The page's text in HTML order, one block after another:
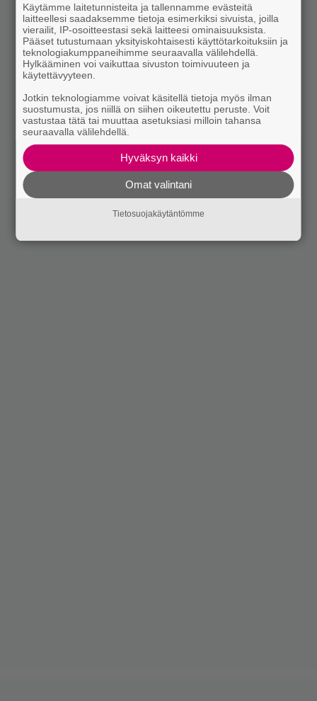
Käytämme laitetunnisteita ja tallennamme evästeitä
laitteellesi saadaksemme tietoja esimerkiksi sivuista, joilla
vierailit, IP-osoitteestasi sekä laitteesi ominaisuuksista.
Pääset tutustumaan yksityiskohtaisesti käyttötarkoituksiin ja
teknologiakumppaneihimme seuraavalla välilehdellä.
Hylkääminen voi vaikuttaa sivuston toimivuuteen ja
käytettävyyteen.
Jotkin teknologiamme voivat käsitellä tietoja myös ilman
suostumusta, jos niillä on siihen oikeutettu peruste. Voit
vastustaa tätä tai muuttaa asetuksiasi milloin tahansa
seuraavalla välilehdellä.
Hyväksyn kaikki
Omat valintani
Tietosuojakäytäntömme